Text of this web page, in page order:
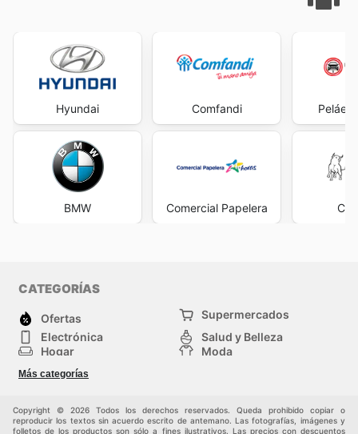
Hyundai
BMW
Comfandi
Comercial Papelera
Peláez
CATEGORÍAS
Ofertas
Supermercados
Electrónica
Salud y Belleza
Hogar
Moda
Herramientas y jardinería
Infancia
Más categorías
Copyright © 2026 Todos los derechos reservados. Queda prohibido copiar o
reproducir los textos sin acuerdo escrito de antemano. Las fotografías, imágenes y
folletos de los productos son sólo a fines ilustrativos. Las precios con descuentos